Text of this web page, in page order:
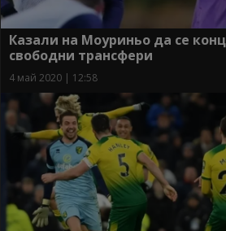
Казали на Моуриньо да се
свободни трансфери
4 май 2020 | 12:58